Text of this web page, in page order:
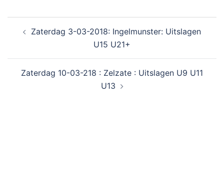
Zaterdag 3-03-2018: Ingelmunster: Uitslagen
U15 U21+
Zaterdag 10-03-218 : Zelzate : Uitslagen U9 U11
U13